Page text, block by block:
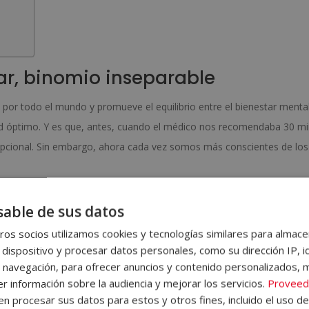
binomio inseparable
todo el mundo y promueve el equilibrio entre el bienestar
Y es que, antes, cuando el médico nos recomendaba 30
Sin embargo, ahora cada vez somos más conscientes de los
son horas “libres” en casa, durante las cuales podemos
Sin embargo, el coronavirus ha trastocado las metodologías de
en la que nos saludamos. Y, por lo tanto, también ha
activos o entrenar.
desplazarnos para hacer deporte. Ahora han surgido algunas
gimnasio virtual o la empezar a practicar la calistenia u otras
de sus datos
socios utilizamos cookies y tecnologías similares para
dispositivo y procesar datos personales, como su dirección IP,
para ofrecer anuncios y contenido personalizados,
información sobre la audiencia y mejorar los servicios.
procesar sus datos para estos y otros fines, incluido el uso